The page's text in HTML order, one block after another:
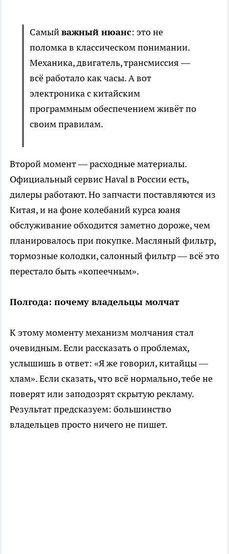
Самыйважный нюанс: это не
поломка в классическом понимании.
Механика, двигатель, трансмиссия —
всё работало как часы. А вот
электроника с китайским
программным обеспечением живёт по
своим правилам.
Второй момент — расходные материалы.
Официальный сервис Haval в России есть,
дилеры работают. Но запчасти поставляются из
Китая, и на фоне колебаний курса юаня
обслуживание обходится заметно дороже, чем
планировалось при покупке. Масляный фильтр,
тормозные колодки, салонный фильтр — всё это
перестало быть «копеечным».
Полгода: почему владельцы молчат
К этому моменту механизм молчания стал
очевидным. Если рассказать о проблемах,
услышишь в ответ: «Я же говорил, китайцы —
хлам». Если сказать, что всё нормально, тебе не
поверят или заподозрят скрытую рекламу.
Результат предсказуем: большинство
владельцев просто ничего не пишет.